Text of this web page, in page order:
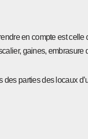
en compte est
gaines, embrasure
des parties des locaux